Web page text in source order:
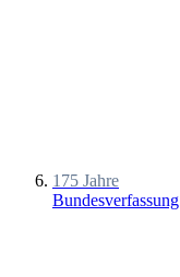
175 Jahre
Bundesverfassung